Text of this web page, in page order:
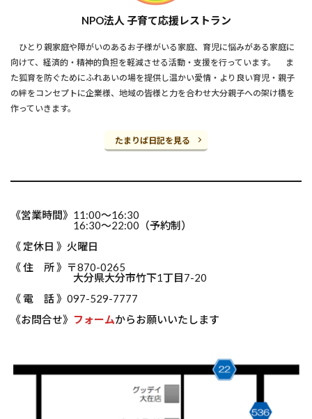
NPO法人 子育て応援レストラン
ひとり親家庭や障がいのあるお子様がいる家庭、育児に悩みがある家庭に
向けて、経済的・精神的負担を軽減させる活動・支援を行っています。 ま
た狐育を防ぐためにふれあいの場を提供し温かい愛情・より良い育児・親子
の絆をコンセプトに企業様、地域の皆様と力を合わせ大分親子への架け橋を
作っていきます。
たまりば日記を見る
《営業時間》11:00～16:30
16:30～22:00（予約制）
《 定休日 》火曜日
《 住 所 》〒870-0265
大分県大分市竹下1丁目7-20
《 電 話 》097-529-7777
《お問合せ》 フォームからお願いいたします